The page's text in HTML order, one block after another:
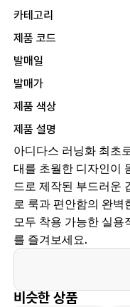
카테고리
제품 코드
발매일
발매가
제품 색상
제품 설명
아디다스 러닝화 최초
대를 초월한 디자인이
드로 제작된 부드러운
로 룩과 편안함의 완
모두 착용 가능한 실
를 즐겨보세요.
비슷한 상품